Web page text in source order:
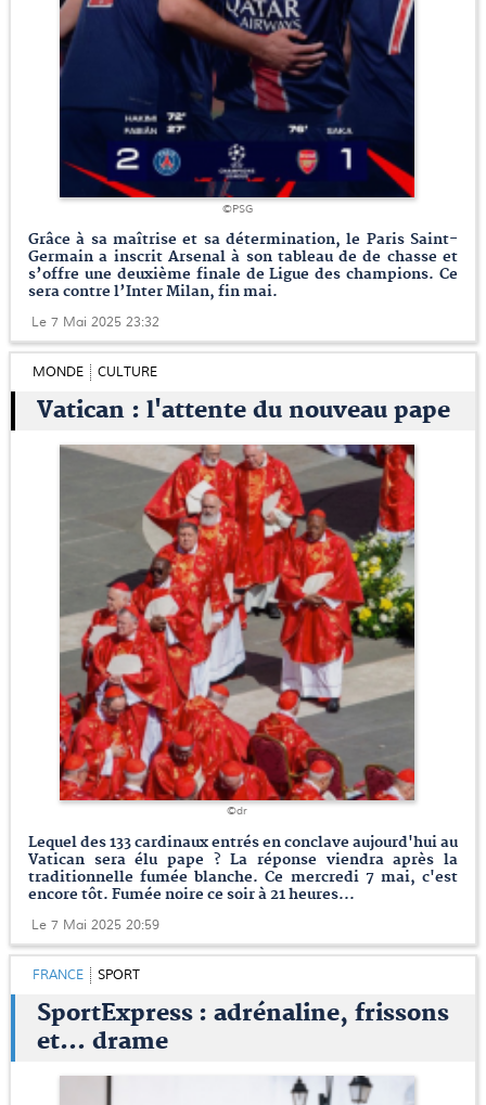
©PSG
Grâce à sa maîtrise et sa détermination, le Paris Saint-
Germain a inscrit Arsenal à son tableau de de chasse et
s’offre une deuxième finale de Ligue des champions. Ce
sera contre l’Inter Milan, fin mai.
Le 7 Mai 2025 23:32
MONDE CULTURE
Vatican : l'attente du nouveau pape
©dr
Lequel des 133 cardinaux entrés en conclave aujourd'hui au
Vatican sera élu pape ? La réponse viendra après la
traditionnelle fumée blanche. Ce mercredi 7 mai, c'est
encore tôt. Fumée noire ce soir à 21 heures...
Le 7 Mai 2025 20:59
FRANCE SPORT
SportExpress : adrénaline, frissons
et… drame